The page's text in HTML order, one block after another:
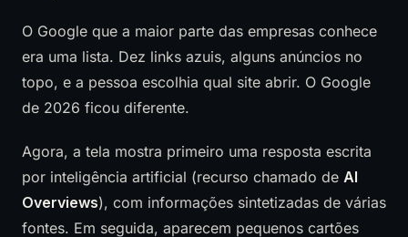
O Google que a maior parte das empresas conhece
era uma lista. Dez links azuis, alguns anúncios no
topo, e a pessoa escolhia qual site abrir. O Google
de 2026 ficou diferente.
Agora, a tela mostra primeiro uma resposta escrita
por inteligência artificial (recurso chamado de AI
Overviews), com informações sintetizadas de várias
fontes. Em seguida, aparecem pequenos cartões